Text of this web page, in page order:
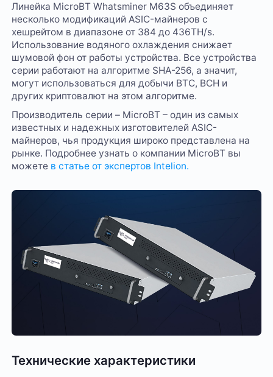
Линейка MicroBT Whatsminer M63S объединяет
несколько модификаций ASIC-майнеров с
хешрейтом в диапазоне от 384 до 436TH/s.
Использование водяного охлаждения снижает
шумовой фон от работы устройства. Все устройства
серии работают на алгоритме SHA-256, а значит,
могут использоваться для добычи BTC, BCH и
других криптовалют на этом алгоритме.
Производитель серии – MicroBT – один из самых
известных и надежных изготовителей ASIC-
майнеров, чья продукция широко представлена на
рынке. Подробнее узнать о компании MicroBT вы
можете в статье от экспертов Intelion.
Технические характеристики